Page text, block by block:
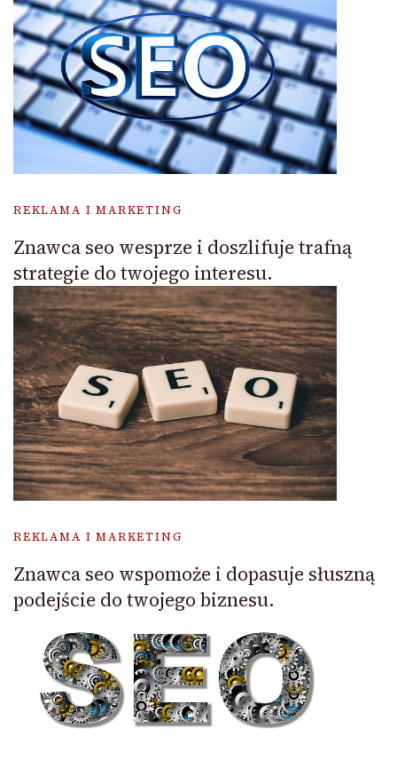
REKLAMA I MARKETING
Znawca seo wesprze i doszlifuje trafną
strategie do twojego interesu.
REKLAMA I MARKETING
Znawca seo wspomoże i dopasuje słuszną
podejście do twojego biznesu.